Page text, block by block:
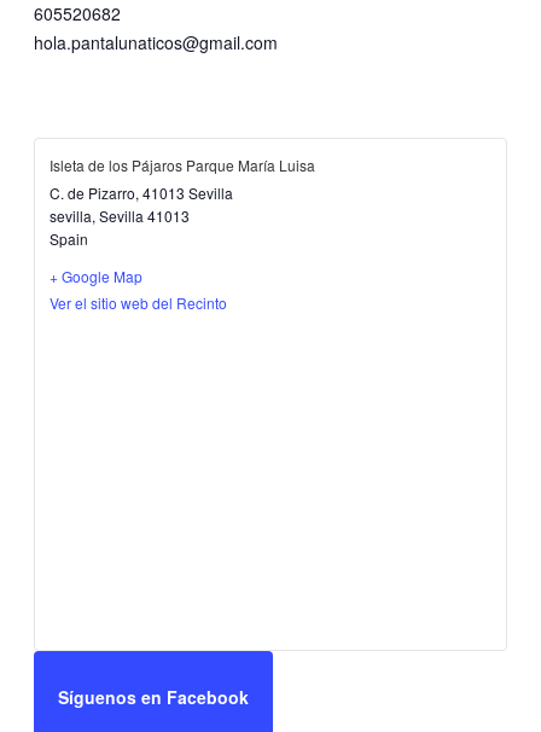
605520682
hola.pantalunaticos@gmail.com
Isleta de los Pájaros Parque María Luisa
C. de Pizarro, 41013 Sevilla
sevilla, Sevilla 41013
Spain
+ Google Map
Ver el sitio web del Recinto
Síguenos en Facebook